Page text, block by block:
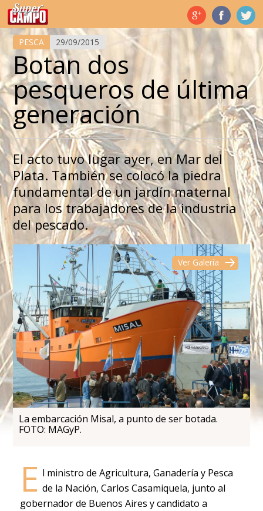
Temas de hoy
PESCA 29/09/2015
Botan dos
pesqueros de última
generación
El acto tuvo lugar ayer, en Mar del
Plata. También se colocó la piedra
fundamental de un jardín maternal
para los trabajadores de la industria
del pescado.
Ver Galería
La embarcación Misal, a punto de ser botada.
FOTO: MAGyP.
E l ministro de Agricultura, Ganadería y Pesca
de la Nación, Carlos Casamiquela, junto al
gobernador de Buenos Aires y candidato a